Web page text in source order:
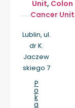
Unit, Colon
Cancer Unit
Lublin, ul.
dr K.
Jaczew
skiego 7
P
o
k
a